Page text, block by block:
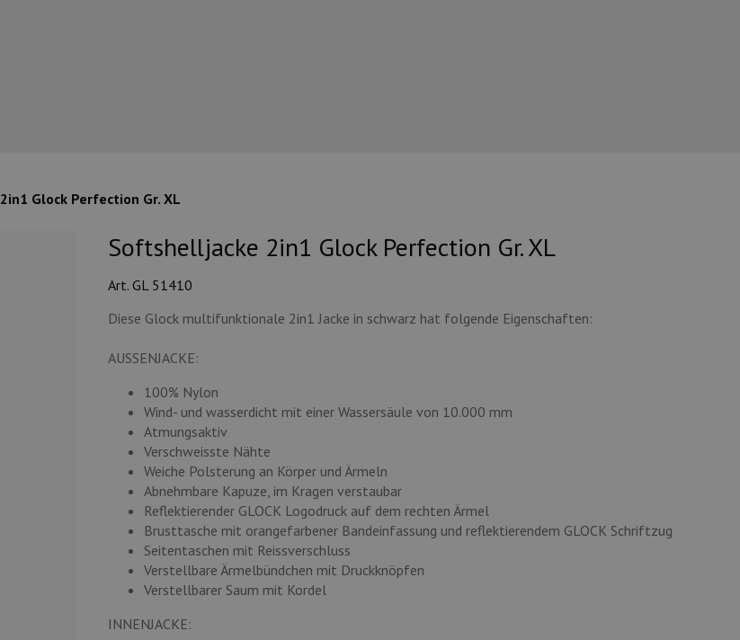
Glock Perfection Gr. XL
Softshelljacke 2in1 Glock Perfection Gr. XL
Art. GL 51410
Diese Glock multifunktionale 2in1 Jacke in schwarz hat folgende Eigenschaften:
AUSSENJACKE:
100% Nylon
Wind- und wasserdicht mit einer Wassersäule von 10.000 mm
Atmungsaktiv
Verschweisste Nähte
Weiche Polsterung an Körper und Ärmeln
Abnehmbare Kapuze, im Kragen verstaubar
Reflektierender GLOCK Logodruck auf dem rechten Ärmel
Brusttasche mit orangefarbener Bandeinfassung und reflektierendem GLOCK Schriftzug
Seitentaschen mit Reissverschluss
Verstellbare Ärmelbündchen mit Druckknöpfen
Verstellbarer Saum mit Kordel
INNENJACKE: